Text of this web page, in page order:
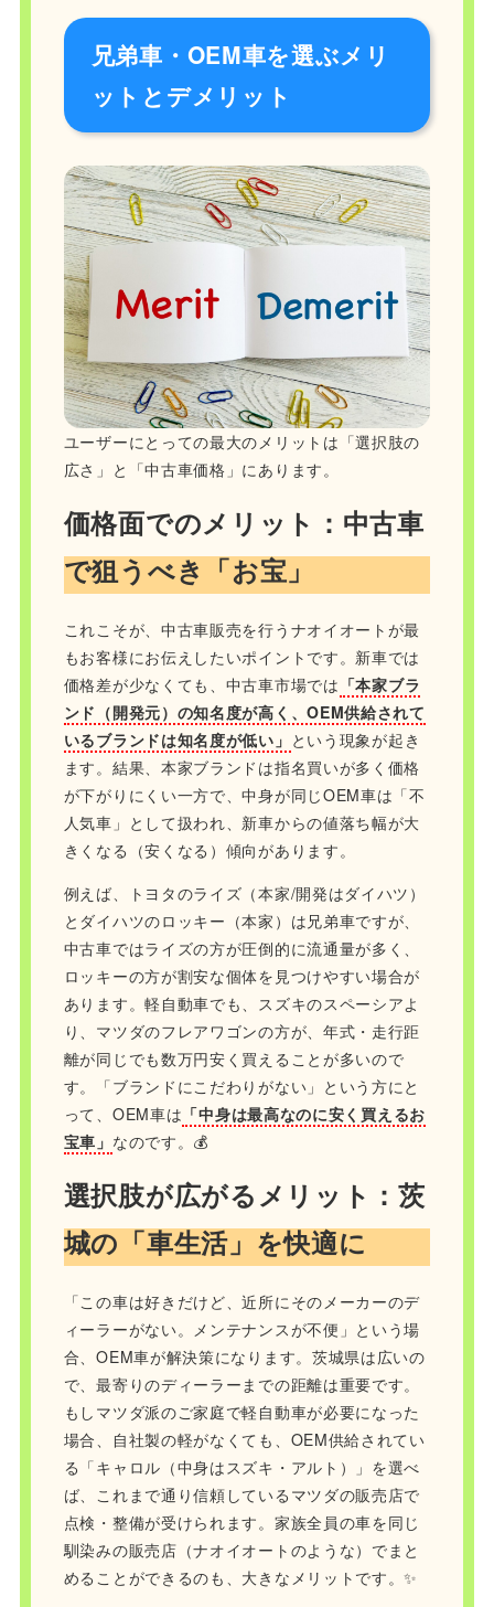
兄弟車・OEM車を選ぶメリ
ットとデメリット
ユーザーにとっての最大のメリットは「選択肢の
広さ」と「中古車価格」にあります。
価格面でのメリット：中古車
で狙うべき「お宝」
これこそが、中古車販売を行うナオイオートが最
もお客様にお伝えしたいポイントです。新車では
価格差が少なくても、中古車市場では 「本家ブラ
ンド（開発元）の知名度が高く、OEM供給されて
いるブランドは知名度が低い」 という現象が起き
ます。結果、本家ブランドは指名買いが多く価格
が下がりにくい一方で、中身が同じOEM車は「不
人気車」として扱われ、新車からの値落ち幅が大
きくなる（安くなる）傾向があります。
例えば、トヨタのライズ（本家/開発はダイハツ）
とダイハツのロッキー（本家）は兄弟車ですが、
中古車ではライズの方が圧倒的に流通量が多く、
ロッキーの方が割安な個体を見つけやすい場合が
あります。軽自動車でも、スズキのスペーシアよ
り、マツダのフレアワゴンの方が、年式・走行距
離が同じでも数万円安く買えることが多いので
す。「ブランドにこだわりがない」という方にと
って、OEM車は 「中身は最高なのに安く買えるお
宝車」 なのです。💰
選択肢が広がるメリット：茨
城の「車生活」を快適に
「この車は好きだけど、近所にそのメーカーのデ
ィーラーがない。メンテナンスが不便」という場
合、OEM車が解決策になります。茨城県は広いの
で、最寄りのディーラーまでの距離は重要です。
もしマツダ派のご家庭で軽自動車が必要になった
場合、自社製の軽がなくても、OEM供給されてい
る「キャロル（中身はスズキ・アルト）」を選べ
ば、これまで通り信頼しているマツダの販売店で
点検・整備が受けられます。家族全員の車を同じ
馴染みの販売店（ナオイオートのような）でまと
めることができるのも、大きなメリットです。✨